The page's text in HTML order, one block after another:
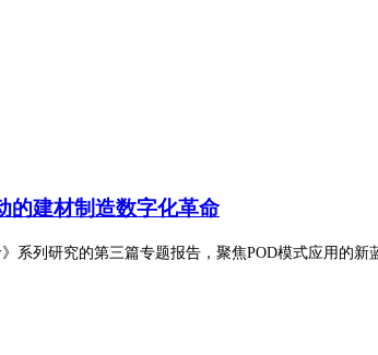
的建材制造数字化革命
列研究的第三篇专题报告，聚焦POD模式应用的新